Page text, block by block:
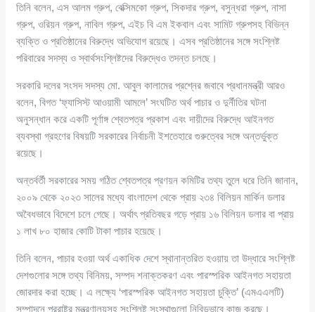
তিনি বলেন, এস আলম গ্রুপ, বেক্সিমকো গ্রুপ, সিকদার গ্রুপ, বসুন্ধরা গ্রুপ, নাসা
গ্রুপ, ওরিয়ন গ্রুপ, নাবিল গ্রুপ, এইচ বি এম ইকবাল এবং সামিট গ্রুপসহ বিভিন্ন
ব্যক্তি ও প্রতিষ্ঠানের বিরুদ্ধে অভিযোগ রয়েছে। এসব প্রতিষ্ঠানের সঙ্গে সংশ্লিষ্ট
পরিবারের সদস্য ও স্বার্থসংশ্লিষ্টদের বিরুদ্ধেও তদন্ত চলছে।
সরকারি দলের সংসদ সদস্য মো. আবুল কালামের প্রশ্নের জবাবে প্রধানমন্ত্রী আরও
বলেন, বিগত ‘ফ্যাসিস্ট আওয়ামী আমলে’ সংঘটিত অর্থ পাচার ও দুর্নীতির ঘটনা
অনুসন্ধান করে একটি পূর্ণাঙ্গ শ্বেতপত্র প্রকাশ এবং দায়ীদের বিরুদ্ধে আইনগত
ব্যবস্থা গ্রহণের বিষয়টি সরকারের নির্বাচনী ইশতেহারে গুরুত্বের সঙ্গে অন্তর্ভুক্ত
রয়েছে।
অন্তর্বর্তী সরকারের সময় গঠিত শ্বেতপত্র প্রণয়ন কমিটির তথ্য তুলে ধরে তিনি জানান,
২০০৯ থেকে ২০২৩ সালের মধ্যে বাংলাদেশ থেকে প্রায় ২৩৪ বিলিয়ন মার্কিন ডলার
অবৈধভাবে বিদেশে চলে গেছে। অর্থাৎ প্রতিবছর গড়ে প্রায় ১৬ বিলিয়ন ডলার বা প্রায়
১ লাখ ৮০ হাজার কোটি টাকা পাচার হয়েছে।
তিনি বলেন, পাচার হওয়া অর্থ একাধিক দেশে স্থানান্তরিত হওয়ায় তা উদ্ধারে সংশ্লিষ্ট
দেশগুলোর সঙ্গে তথ্য বিনিময়, সম্পদ শনাক্তকরণ এবং পারস্পরিক আইনগত সহায়তা
জোরদার করা হচ্ছে। এ লক্ষ্যে ‘পারস্পরিক আইনগত সহায়তা চুক্তি’ (এমএএলটি)
সম্পাদনে পররাষ্ট্র মন্ত্রণালয়সহ সংশ্লিষ্ট সংস্থাগুলো নিবিড়ভাবে কাজ করছে।